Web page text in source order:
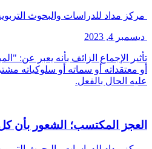
مركز مداد للدراسات والبحوث
ديسمبر 4, 2023
تأثير الإجماع الزائف بأنه يعبر عن:
أو معتقداته أو سماته أو سلوكياته
عليه الحال بالفعل.
العجز المكتسب؛ الشعور